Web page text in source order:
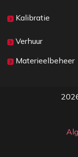
Kalibratie
Verhuur
Materieelbeheer